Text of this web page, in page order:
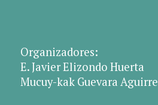
Organizadores:
E. Javier Elizondo Huerta
Mucuy-kak Guevara Aguirre